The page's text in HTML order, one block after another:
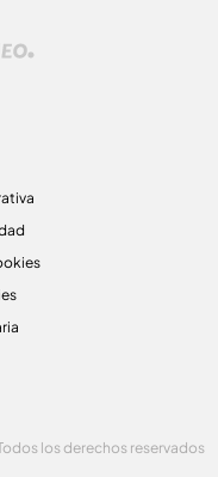
los derechos reservados